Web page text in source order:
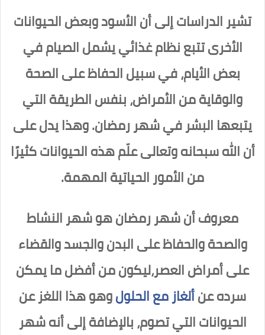
تشير الدراسات إلى أن الأسود وبعض الحيوانات
الأخرى تتبع نظام غذائي يشمل الصيام في
بعض الأيام، في سبيل الحفاظ على الصحة
والوقاية من الأمراض، بنفس الطريقة التي
يتبعها البشر في شهر رمضان. وهذا يدل على
أن الله سبحانه وتعالى علّم هذه الحيوانات كثيرًا
من الأمور الحياتية المهمة.
معروف أن شهر رمضان هو شهر النشاط
والصحة والحفاظ على البدن والجسد والقضاء
على أمراض العصر،ليكون من أفضل ما يمكن
سرده عنألغاز مع الحلولوهو هذا اللغز عن
الحيوانات التي تصوم، بالإضافة إلى أنه شهر